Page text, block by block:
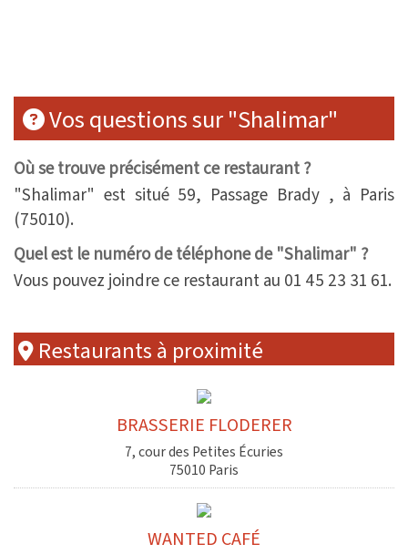
Vos questions sur "Shalimar"
Où se trouve précisément ce restaurant ?
"Shalimar" est situé 59, Passage Brady , à Paris
(75010).
Quel est le numéro de téléphone de "Shalimar" ?
Vous pouvez joindre ce restaurant au 01 45 23 31 61.
Restaurants à proximité
BRASSERIE FLODERER
7, cour des Petites Écuries
75010 Paris
WANTED CAFÉ